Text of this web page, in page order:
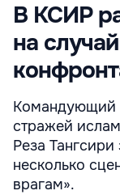
В КСИР
на
Командующий
стражей
Реза
несколько
врагам».